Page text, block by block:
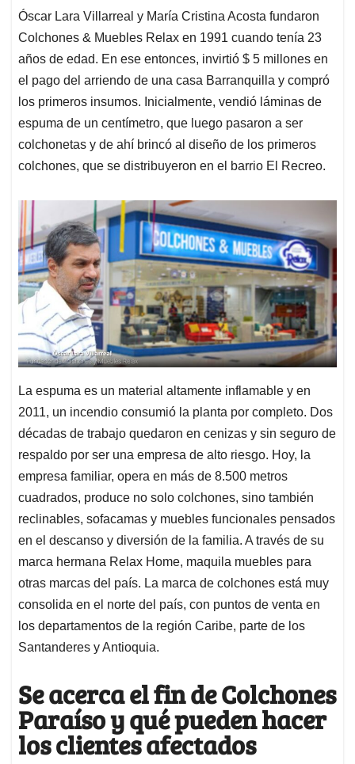
Óscar Lara Villarreal y María Cristina Acosta fundaron
Colchones & Muebles Relax en 1991 cuando tenía 23
años de edad. En ese entonces, invirtió $ 5 millones en
el pago del arriendo de una casa Barranquilla y compró
los primeros insumos. Inicialmente, vendió láminas de
espuma de un centímetro, que luego pasaron a ser
colchonetas y de ahí brincó al diseño de los primeros
colchones, que se distribuyeron en el barrio El Recreo.
La espuma es un material altamente inflamable y en
2011, un incendio consumió la planta por completo. Dos
décadas de trabajo quedaron en cenizas y sin seguro de
respaldo por ser una empresa de alto riesgo. Hoy, la
empresa familiar, opera en más de 8.500 metros
cuadrados, produce no solo colchones, sino también
reclinables, sofacamas y muebles funcionales pensados
en el descanso y diversión de la familia. A través de su
marca hermana Relax Home, maquila muebles para
otras marcas del país. La marca de colchones está muy
consolida en el norte del país, con puntos de venta en
los departamentos de la región Caribe, parte de los
Santanderes y Antioquia.
Se acerca el fin de Colchones
Paraíso y qué pueden hacer
los clientes afectados